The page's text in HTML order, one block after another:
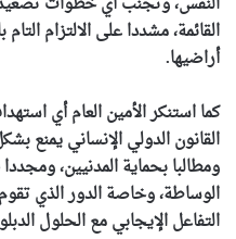
القائمة، مشددا على الالتزام
أراضيها.
كما استنكر الأمين العام أي
القانون الدولي الإنساني يمنع
ومطالبا بحماية المدنيين،
الوساطة، وخاصة الدور الذي
التفاعل الإيجابي مع الحلول